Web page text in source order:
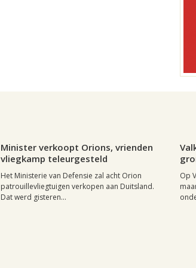
Minister verkoopt Orions, vrienden
vliegkamp teleurgesteld
Het Ministerie van Defensie zal acht Orion
patrouillevliegtuigen verkopen aan Duitsland.
Dat werd gisteren...
Op